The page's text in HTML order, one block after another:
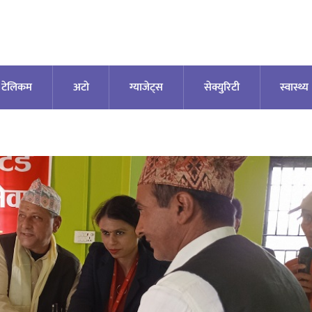
टेलिकम अटाे ग्याजेट्स सेक्युरिटी स्वास्थ्य